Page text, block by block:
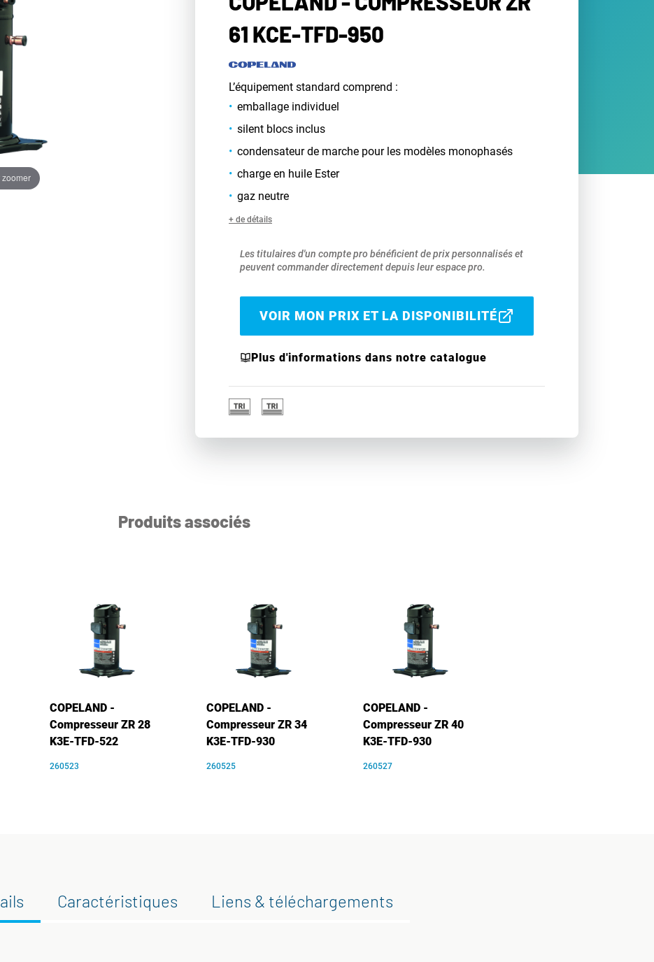
61 KCE-TFD-950
L’équipement standard comprend :
emballage individuel
silent blocs inclus
condensateur de marche pour les modèles monophasés
charge en huile Ester
gaz neutre
+ de détails
Les titulaires d'un compte pro bénéficient de prix personnalisés et
peuvent commander directement depuis leur espace pro.
VOIR MON PRIX ET LA DISPONIBILITÉ
Plus d'informations dans notre catalogue
Produits associés
COPELAND -
Compresseur ZR 28
K3E-TFD-522
260523
COPELAND -
Compresseur ZR 34
K3E-TFD-930
260525
COPELAND -
Compresseur ZR 40
K3E-TFD-930
260527
Caractéristiques Liens & téléchargements